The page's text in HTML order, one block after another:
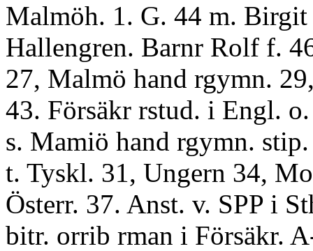
Malmöh. 1. G. 44 m. Birgit
Hallengren. Barnr Rolf f.
27, Malmö hand rgymn.
43. Försäkr rstud. i Engl.
s. Mamiö hand rgymn.
t. Tyskl. 31, Ungern 34,
Österr. 37. Anst. v. SPP i
bitr. orrib rman i Försäkr.